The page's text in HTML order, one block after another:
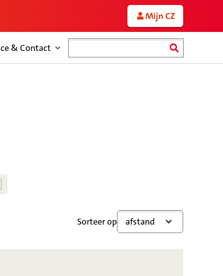
Mijn CZ
& Contact
Sorteer op afstand